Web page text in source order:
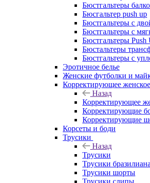
Бюстгальтеры
Бюсгальтер push up
Бюстгальтеры с
Бюстгальтеры с
Бюстгальтеры Push
Бюстальтеры
Бюстгальтеры с
Эротичное белье
Женские футболки и
Корректирующее
Назад
Корректирующее
Корректирующие
Корректирующие
Корсеты и боди
Трусики
Назад
Трусики
Трусики бразилиана
Трусики шорты
Трусики слипы